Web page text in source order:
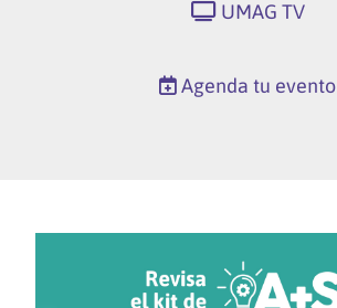
UMAG TV
Agenda tu evento